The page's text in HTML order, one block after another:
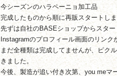
今シーズンのハラペーニョ加工品
完成したものから順に再販スタートしま
先ずは自社のBASEショップからスター
Instagramのプロフィール画面のリン
まだ全種類は完成してませんが、ピク
きました。
今後、製造が追い付き次第、you meマ